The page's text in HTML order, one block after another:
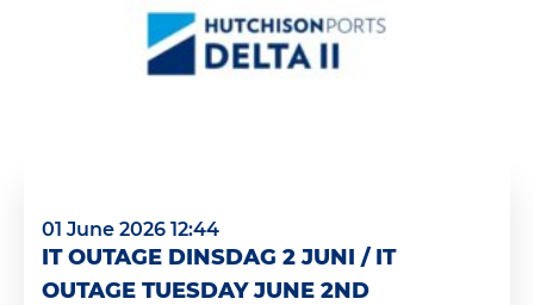
01 June 2026 12:44
IT OUTAGE DINSDAG 2 JUNI / IT
OUTAGE TUESDAY JUNE 2ND